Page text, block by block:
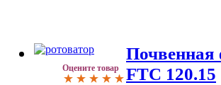
Оцените товар
Почвенная
FTC 120.15